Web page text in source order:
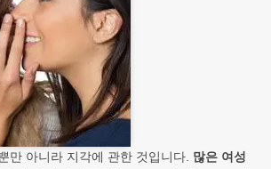
만 아니라 지각에 관한 것입니다. 많은 여성